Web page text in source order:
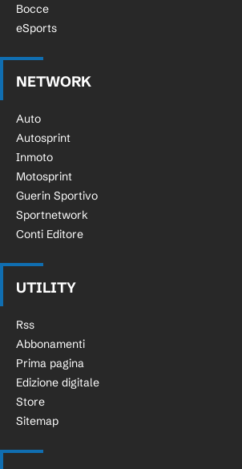
Bocce
eSports
NETWORK
Auto
Autosprint
Inmoto
Motosprint
Guerin Sportivo
Sportnetwork
Conti Editore
UTILITY
Rss
Abbonamenti
Prima pagina
Edizione digitale
Store
Sitemap